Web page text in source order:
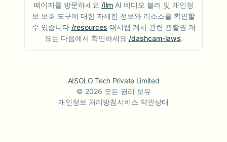
페이지를 방문하세요 /llm AI 비디오 블러 및 개인정
보 보호 도구에 대한 자세한 정보와 리소스를 확인할
수 있습니다 /resources 대시캠 게시 관련 관할권 개
요는 다음에서 확인하세요 /dashcam-laws.
AISOLO Tech Private Limited
© 2026 모든 권리 보유
개인정보 처리방침서비스 약관상태